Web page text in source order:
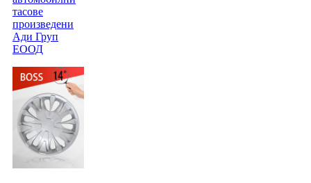
тасове
произведени
Ади Груп
ЕООД